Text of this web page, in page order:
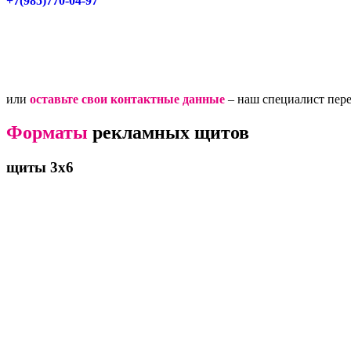
или оставьте свои контактные данные – наш специалист
Форматы рекламных щитов
щиты 3х6